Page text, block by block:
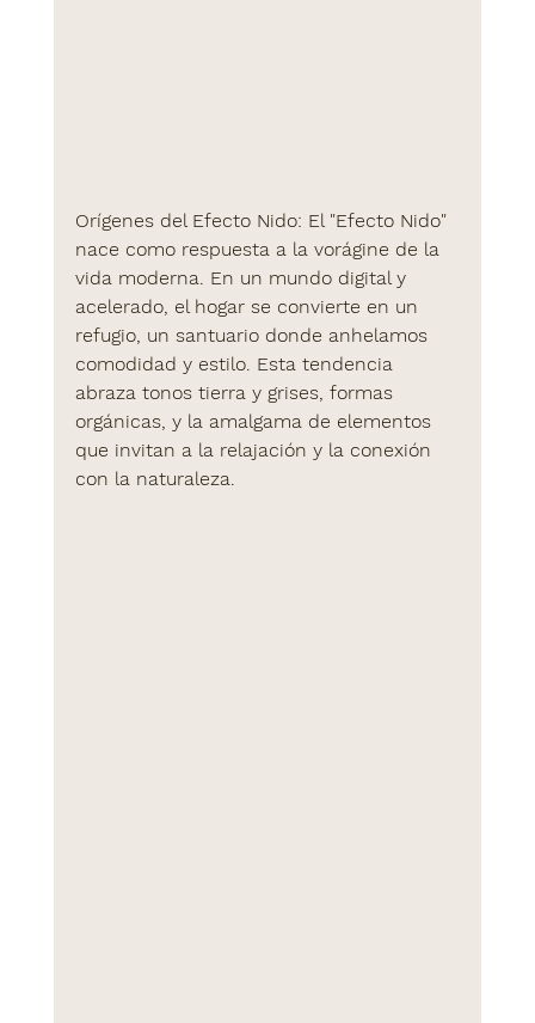
Orígenes del Efecto Nido: El "Efecto Nido"
nace como respuesta a la vorágine de la
vida moderna. En un mundo digital y
acelerado, el hogar se convierte en un
refugio, un santuario donde anhelamos
comodidad y estilo. Esta tendencia
abraza tonos tierra y grises, formas
orgánicas, y la amalgama de elementos
que invitan a la relajación y la conexión
con la naturaleza.